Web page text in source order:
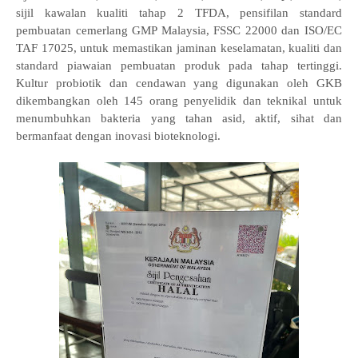
sijil kawalan kualiti tahap 2 TFDA, pensifilan standard
pembuatan cemerlang GMP Malaysia, FSSC 22000 dan ISO/EC
TAF 17025, untuk memastikan jaminan keselamatan, kualiti dan
standard piawaian pembuatan produk pada tahap tertinggi.
Kultur probiotik dan cendawan yang digunakan oleh GKB
dikembangkan oleh 145 orang penyelidik dan teknikal untuk
menumbuhkan bakteria yang tahan asid, aktif, sihat dan
bermanfaat dengan inovasi bioteknologi.